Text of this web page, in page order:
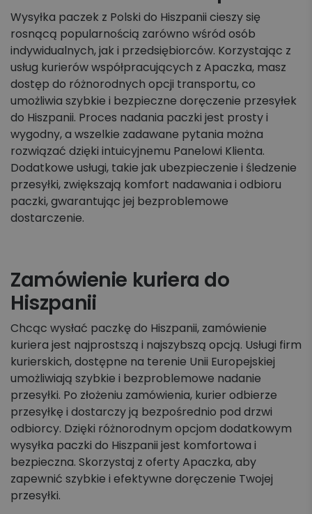
Wysyłka paczek z Polski do Hiszpanii cieszy się
rosnącą popularnością zarówno wśród osób
indywidualnych, jak i przedsiębiorców. Korzystając z
usług kurierów współpracujących z Apaczka, masz
dostęp do różnorodnych opcji transportu, co
umożliwia szybkie i bezpieczne doręczenie przesyłek
do Hiszpanii. Proces nadania paczki jest prosty i
wygodny, a wszelkie zadawane pytania można
rozwiązać dzięki intuicyjnemu Panelowi Klienta.
Dodatkowe usługi, takie jak ubezpieczenie i śledzenie
przesyłki, zwiększają komfort nadawania i odbioru
paczki, gwarantując jej bezproblemowe
dostarczenie.
Zamówienie kuriera do
Hiszpanii
Chcąc wysłać paczkę do Hiszpanii, zamówienie
kuriera jest najprostszą i najszybszą opcją. Usługi firm
kurierskich, dostępne na terenie Unii Europejskiej
umożliwiają szybkie i bezproblemowe nadanie
przesyłki. Po złożeniu zamówienia, kurier odbierze
przesyłkę i dostarczy ją bezpośrednio pod drzwi
odbiorcy. Dzięki różnorodnym opcjom dodatkowym
wysyłka paczki do Hiszpanii jest komfortowa i
bezpieczna. Skorzystaj z oferty Apaczka, aby
zapewnić szybkie i efektywne doręczenie Twojej
przesyłki.